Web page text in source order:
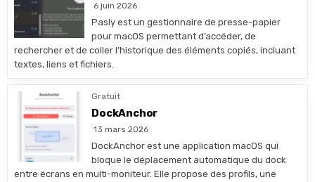
6 juin 2026
Pasly est un gestionnaire de presse-papier
pour macOS permettant d’accéder, de
rechercher et de coller l’historique des éléments copiés, incluant
textes, liens et fichiers.
Gratuit
DockAnchor
13 mars 2026
DockAnchor est une application macOS qui
bloque le déplacement automatique du dock
entre écrans en multi-moniteur. Elle propose des profils, une